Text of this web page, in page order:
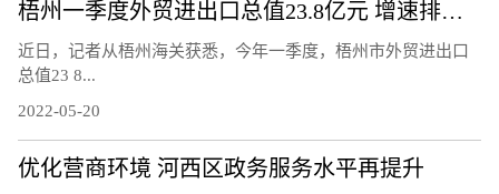
梧州一季度外贸进出口总值23.8亿元 增速排名全区第二
近日，记者从梧州海关获悉，今年一季度，梧州市外贸进出口
总值23 8...
2022-05-20
优化营商环境 河西区政务服务水平再提升